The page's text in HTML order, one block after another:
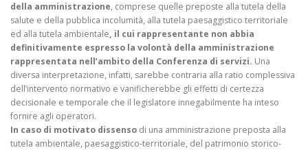
della amministrazione, comprese quelle preposte alla tutela della
salute e della pubblica incolumità, alla tutela paesaggistico territoriale
ed alla tutela ambientale, il cui rappresentante non abbia
definitivamente espresso la volontà della amministrazione
rappresentata nell’ambito della Conferenza di servizi. Una
diversa interpretazione, infatti, sarebbe contraria alla ratio complessiva
dell’intervento normativo e vanificherebbe gli effetti di certezza
decisionale e temporale che il legislatore innegabilmente ha inteso
fornire agli operatori.
In caso di motivato dissenso di una amministrazione preposta alla
tutela ambientale, paesaggistico-territoriale, del patrimonio storico-